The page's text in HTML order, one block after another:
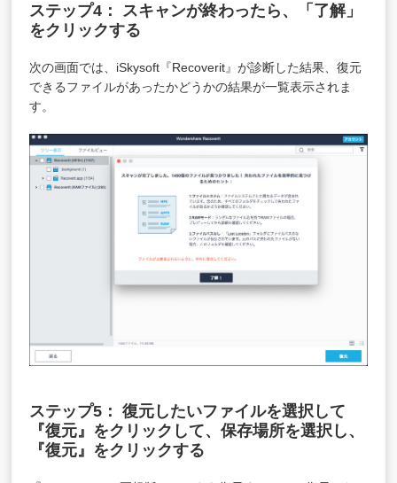
ステップ4： スキャンが終わったら、「了解」
をクリックする
次の画面では、iSkysoft『Recoverit』が診断した結果、復元
できるファイルがあったかどうかの結果が一覧表示されま
す。
ステップ5： 復元したいファイルを選択して
『復元』をクリックして、保存場所を選択し、
『復元』をクリックする